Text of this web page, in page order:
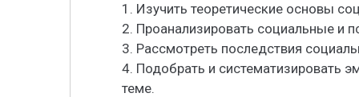
1. Изучить теоретические основы
2. Проанализировать социальные и
3. Рассмотреть последствия
4. Подобрать и систематизировать
теме.